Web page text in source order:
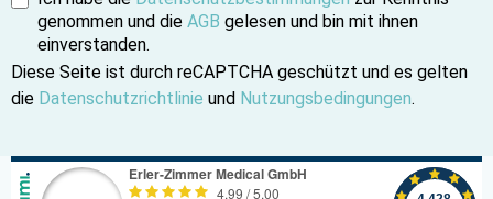
genommen und die AGB gelesen und bin mit ihnen
einverstanden.
Diese Seite ist durch reCAPTCHA geschützt und es gelten
die Datenschutzrichtlinie und Nutzungsbedingungen.